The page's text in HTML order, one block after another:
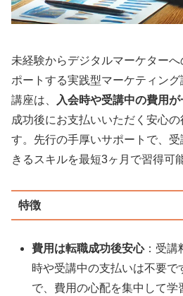
未経験からデジタルマーケター
ポートする実践型マーケティン
講座は、
入会時や受講中の費用
成功後にお支払いいただく安心
す。先行の手厚いサポートで、
きるスキルを最短3ヶ月で習得可
特徴
費用は転職成功後安心：受講
時や受講中の支払いは不要で
で、費用の心配を集中して学